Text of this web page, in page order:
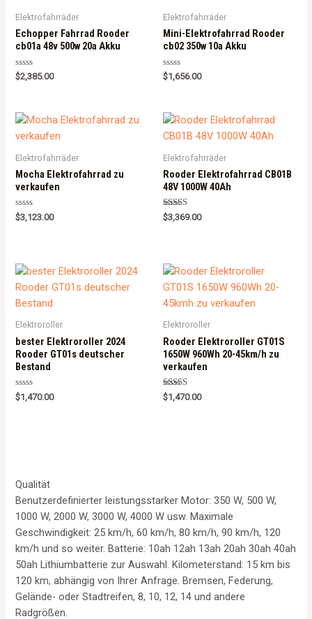
Elektrofahrräder
Echopper Fahrrad Rooder
cb01a 48v 500w 20a Akku
Rated
0
$2,385.00
Elektrofahrräder
Mini-Elektrofahrrad Rooder
cb02 350w 10a Akku
Rated
0
$1,656.00
Elektrofahrräder
Mocha Elektrofahrrad zu
verkaufen
Rated
0
$3,123.00
Elektrofahrräder
Rooder Elektrofahrrad CB01B
48V 1000W 40Ah
Rated
5.00
$3,369.00
Elektroroller
bester Elektroroller 2024
Rooder GT01s deutscher
Bestand
Rated
0
$1,470.00
Elektroroller
Rooder Elektroroller GT01S
1650W 960Wh 20-45km/h zu
verkaufen
Rated
5.00
$1,470.00
Qualität
Benutzerdefinierter leistungsstarker Motor: 350 W, 500 W,
1000 W, 2000 W, 3000 W, 4000 W usw. Maximale
Geschwindigkeit: 25 km/h, 60 km/h, 80 km/h, 90 km/h, 120
km/h und so weiter. Batterie: 10ah 12ah 13ah 20ah 30ah 40ah
50ah Lithiumbatterie zur Auswahl. Kilometerstand: 15 km bis
120 km, abhängig von Ihrer Anfrage. Bremsen, Federung,
Gelände- oder Stadtreifen, 8, 10, 12, 14 und andere
Radgrößen.